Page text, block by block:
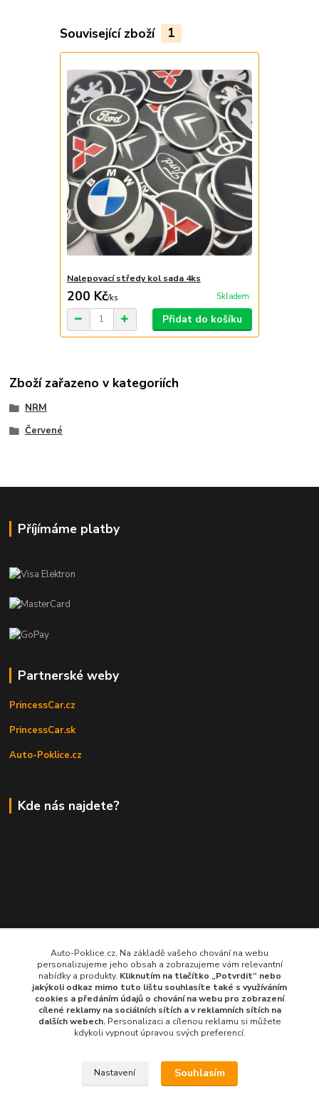
Související zboží 1
Nalepovací středy kol sada 4ks
200 Kč/ks Skladem
Přidat do košíku
Zboží zařazeno v kategoriích
NRM
Červené
Příjímáme platby
Partnerské weby
PrincessCar.cz
PrincessCar.sk
Auto-Poklice.cz
Kde nás najdete?
Auto-Poklice.cz, Na základě vašeho chování na webu
personalizujeme jeho obsah a zobrazujeme vám relevantní
nabídky a produkty. Kliknutím na tlačítko „Potvrdit“ nebo
jakýkoli odkaz mimo tuto lištu souhlasíte také s využíváním
cookies a předáním údajů o chování na webu pro zobrazení
cílené reklamy na sociálních sítích a v reklamních sítíchna
dalších webech.Personalizaci a cílenou reklamu si můžete
kdykoli vypnout úpravou svých preferencí.
Nastavení Souhlasím